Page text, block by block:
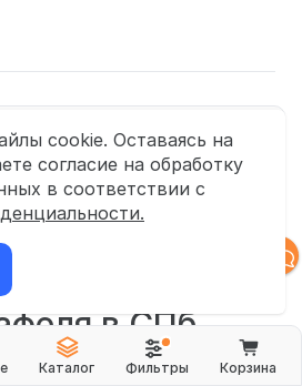
cookie. Оставаясь на
согласие на обработку
в соответствии с
еще 24 коллекции
в СПб
магазин, который
Каталог Фильтры Корзина